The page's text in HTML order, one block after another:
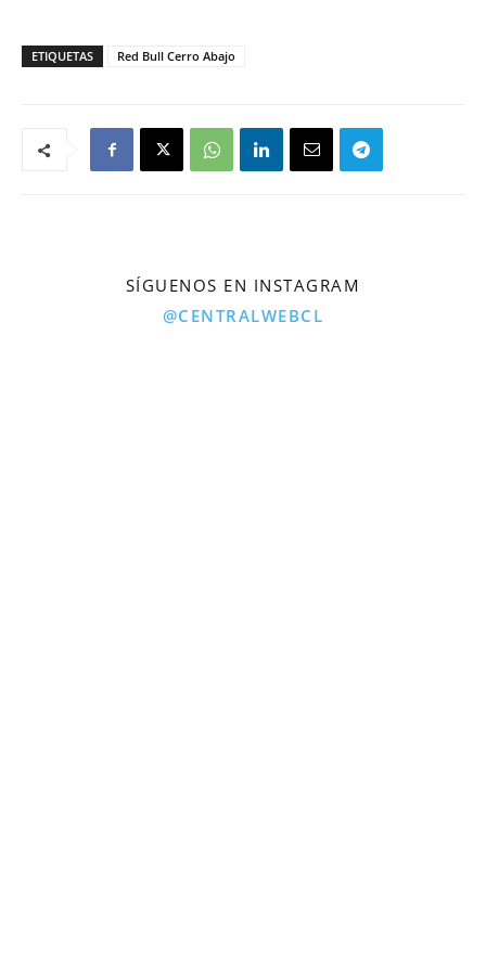
ETIQUETAS Red Bull Cerro Abajo
SÍGUENOS EN INSTAGRAM
@CENTRALWEBCL